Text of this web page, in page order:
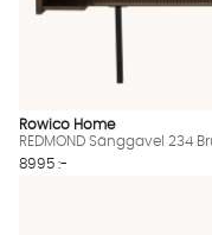
Rowico Home
REDMOND Sänggavel 234
8995 :-